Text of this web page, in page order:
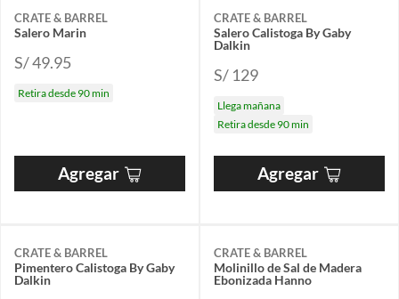
CRATE & BARREL
Salero Marin
S/ 49.95
Retira desde 90 min
Agregar
CRATE & BARREL
Salero Calistoga By Gaby
Dalkin
S/ 129
Llega mañana
Retira desde 90 min
Agregar
CRATE & BARREL
Pimentero Calistoga By Gaby
Dalkin
CRATE & BARREL
Molinillo de Sal de Madera
Ebonizada Hanno